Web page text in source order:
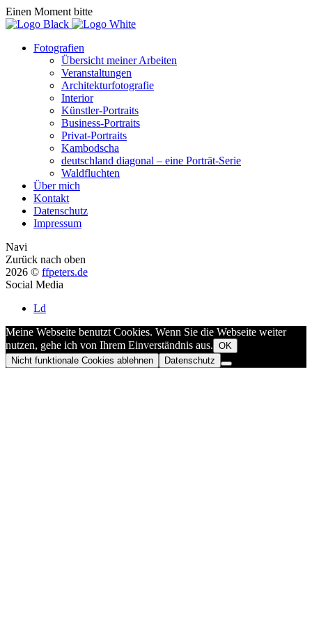
Einen Moment bitte
Fotografien
Übersicht meiner Arbeiten
Veranstaltungen
Architekturfotografie
Interior
Künstler-Portraits
Business-Portraits
Privat-Portraits
Kambodscha
deutschland diagonal – eine Porträt-Serie
Waldfluchten
Über mich
Kontakt
Datenschutz
Impressum
Navi
Zurück nach oben
2026 © ffpeters.de
Social Media
Ld
Meine Webseite benutzt Cookies. Wenn Sie die Webseite weiter
nutzen, gehe ich von Ihrem Einverständnis aus. OK
Nicht funktionale Cookies ablehnen
Datenschutz